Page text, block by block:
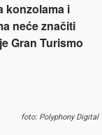
konzolama i
neće značiti
Gran Turismo
foto: Polyphony Digital